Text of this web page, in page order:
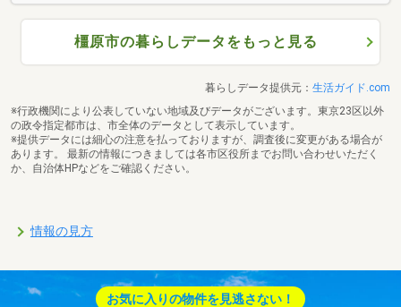
橿原市の暮らしデータをもっと見る
暮らしデータ提供元： 生活ガイド.com
※行政機関により公表していない地域及びデータがございます。東京23区以外
の政令指定都市は、市全体のデータとして表示しています。
※提供データには細心の注意を払っておりますが、調査後に変更がある場合が
あります。 最新の情報につきましては各市区役所までお問い合わせいただく
か、自治体HPなどをご確認ください。
情報の見方
お気に入りの物件を見逃さない！